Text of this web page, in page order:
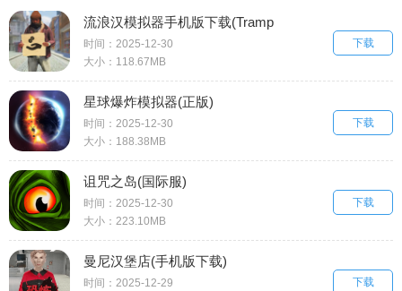
流浪汉模拟器手机版下载(Tramp
Simulator Homeless Games)
时间：2025-12-30
大小：118.67MB
下载
星球爆炸模拟器(正版)
时间：2025-12-30
大小：188.38MB
下载
诅咒之岛(国际服)
时间：2025-12-30
大小：223.10MB
下载
曼尼汉堡店(手机版下载)
时间：2025-12-29
下载